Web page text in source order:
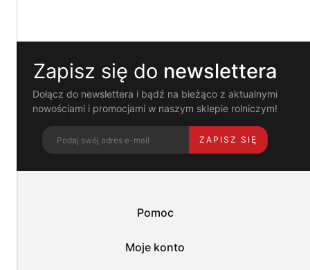
Zapisz się do newslettera
Dołącz do newslettera i bądź na bieżąco z aktualnymi
nowościami i promocjami w naszym sklepie rolniczym!
ZAPISZ SIĘ
Pomoc
Moje konto
działanie
pomagają
dostosować
ofertę